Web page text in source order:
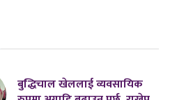
बुद्धिचाल खेललाई व्यवसायिक